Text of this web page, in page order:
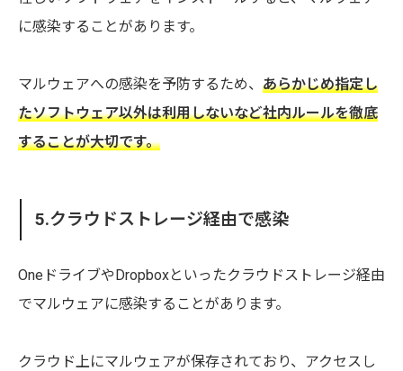
に感染することがあります。
マルウェアへの感染を予防するため、 あらかじめ指定し
たソフトウェア以外は利用しないなど社内ルールを徹底
することが大切です。
5.クラウドストレージ経由で感染
OneドライブやDropboxといったクラウドストレージ経由
でマルウェアに感染することがあります。
クラウド上にマルウェアが保存されており、アクセスし